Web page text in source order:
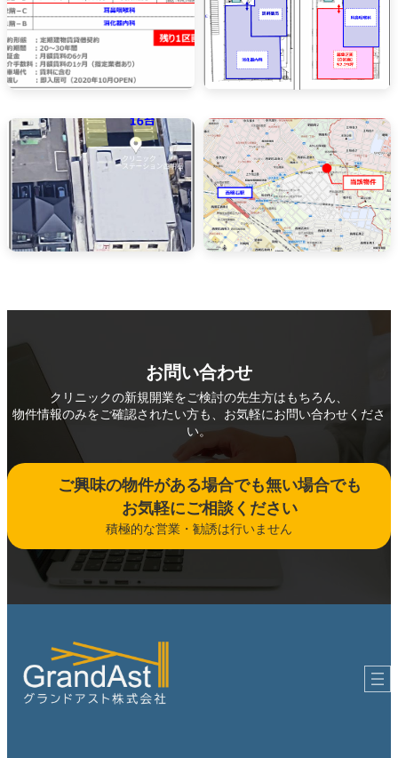
お問い合わせ
クリニックの新規開業をご検討の先生方はもちろん、
物件情報のみをご確認されたい方も、お気軽にお問い合わせくださ
い。
ご興味の物件がある場合でも無い場合でも
お気軽にご相談ください
積極的な営業・勧誘は行いません